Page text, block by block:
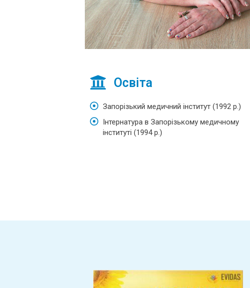
Освіта
Запорізький медичний інститут (1992 р.)
Інтернатура в Запорізькому медичному
інституті (1994 р.)